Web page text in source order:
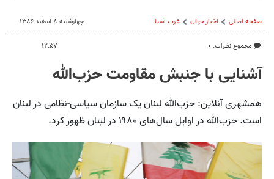
صفحه اصلی اخبار جهان غرب آسیا
مجموع نظرات: ۰
چهارشنبه ۸ اسفند ۱۳۸۶ -
۱۲:۵۷
آشنایی با جنبش مقاومت حزب‌الله
همشهری آنلاین: حزب‌الله لبنان یک سازمان سیاسی-نظامی در لبنان
است. حزب‌الله در اوایل سال‌های ۱۹۸۰ در لبنان ظهور کرد.